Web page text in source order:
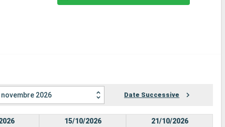
novembre 2026 Date Successive
15/10/2026
21/10/2026